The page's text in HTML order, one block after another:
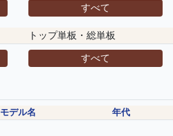
すべて
トップ単板・総単板
すべて
モデル名 年代